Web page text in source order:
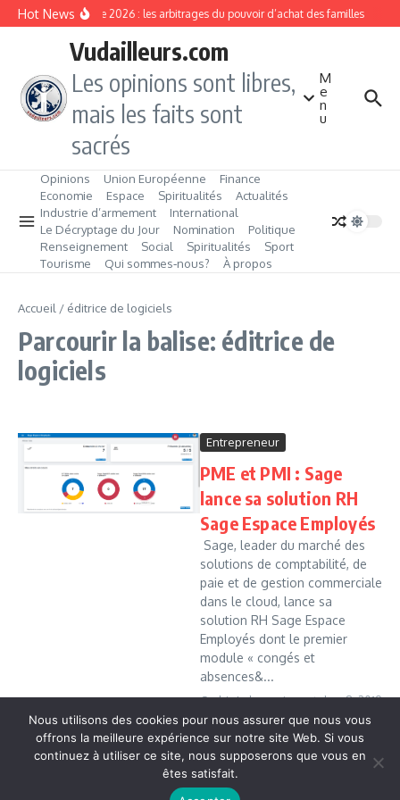
Aller au contenu
Hot NewsRentrée 2026 : les arbitrages du pouvoir d’achat des familles
Vudailleurs.com
Les opinions sont libres,
mais les faits sont
sacrés
M
e
n
u
Opinions Union Européenne
Finance
Economie
Espace Spiritualités
Actualités
Industrie d’armement
International
Le Décryptage du Jour
Nomination
Politique
Renseignement
Social Spiritualités
Sport
Tourisme
Qui sommes‑nous? À propos
Accueil / éditrice de logiciels
Parcourir la balise: éditrice de
logiciels
Entrepreneur
PME et PMI : Sage
lance sa solution RH
Sage Espace Employés
Sage, leader du marché des
solutions de comptabilité, de
paie et de gestion commerciale
dans le cloud, lance sa
solution RH Sage Espace
Employés dont le premier
module « congés et
absences&...
Cedric Leboussi octobre 8, 2019
Read More
Copyright © 2026 Vudailleurs.com | Réalisé par
Nous utilisons des cookies pour nous assurer que nous vous
offrons la meilleure expérience sur notre site Web. Si vous
continuez à utiliser ce site, nous supposerons que vous en
êtes satisfait.